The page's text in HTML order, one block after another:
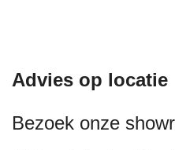
Advies op locatie
Bezoek onze